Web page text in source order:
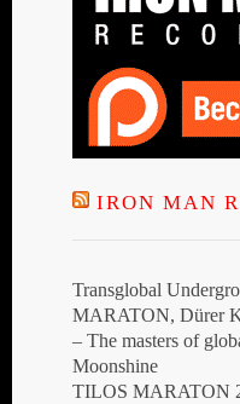
IRON MAN
Transglobal
MARATON, Dürer
– The masters of
Moonshine
TILOS MARATON